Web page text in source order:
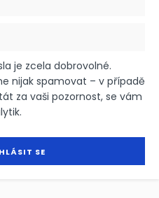
je zcela dobrovolné.
nijak spamovat – v případě
za vaši pozornost, se vám